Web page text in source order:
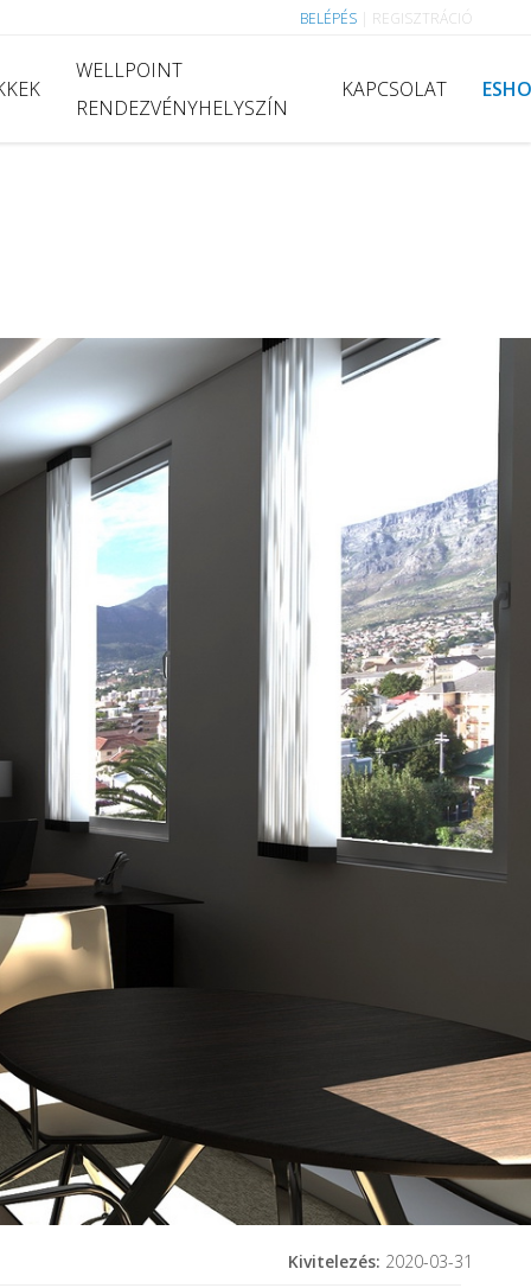
BELÉPÉS REGISZTRÁCIÓ
WELLPOINT
RENDEZVÉNYHELYSZÍN
KAPCSOLAT
Kivitelezés: 2020-03-31